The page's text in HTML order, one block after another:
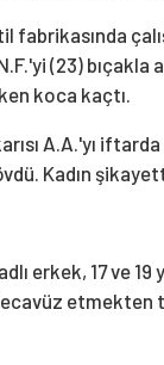
fabrikasında
(23) bıçakla
koca kaçtı.
A.A.'yı
Kadın
erkek, 17 ve 19
tecavüz etmekten